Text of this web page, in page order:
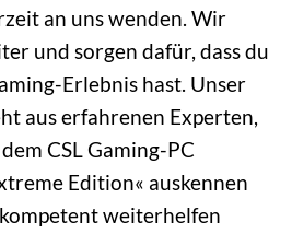
an uns wenden. Wir
und sorgen dafür, dass du
Erlebnis hast. Unser
aus erfahrenen Experten,
CSL Gaming-PC
Edition« auskennen
weiterhelfen